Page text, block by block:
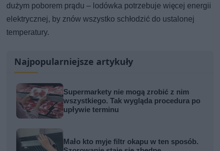
dużym poborem prądu – lodówka potrzebuje więcej energii
elektrycznej, by znów wszystko schłodzić do ustalonej
temperatury.
Najpopularniejsze artykuły
Supermarkety nie mogą zrobić z nim
wszystkiego. Tak wygląda procedura po
upływie terminu
Mało kto myje filtr okapu w ten sposób.